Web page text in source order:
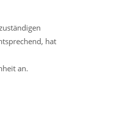
hat
an.